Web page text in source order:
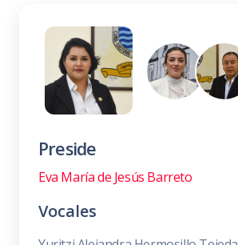
Preside
Eva María de Jesús Barreto
Vocales